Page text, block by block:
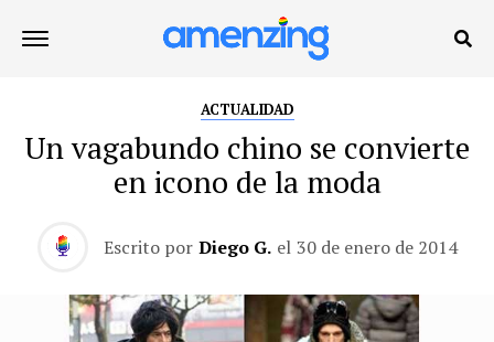
ACTUALIDAD
Un vagabundo chino se convierte
en icono de la moda
Escrito por Diego G. el 30 de enero de 2014